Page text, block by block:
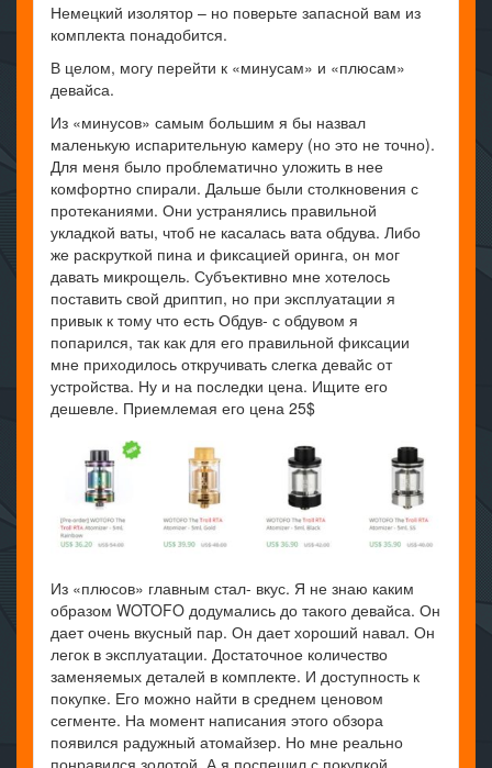
Немецкий изолятор – но поверьте запасной вам из
комплекта понадобится.
В целом, могу перейти к «минусам» и «плюсам»
девайса.
Из «минусов» самым большим я бы назвал
маленькую испарительную камеру (но это не точно).
Для меня было проблематично уложить в нее
комфортно спирали. Дальше были столкновения с
протеканиями. Они устранялись правильной
укладкой ваты, чтоб не касалась вата обдува. Либо
же раскруткой пина и фиксацией оринга, он мог
давать микрощель. Субъективно мне хотелось
поставить свой дриптип, но при эксплуатации я
привык к тому что есть Обдув- с обдувом я
попарился, так как для его правильной фиксации
мне приходилось откручивать слегка девайс от
устройства. Ну и на последки цена. Ищите его
дешевле. Приемлемая его цена 25$
Из «плюсов» главным стал- вкус. Я не знаю каким
образом WOTOFO додумались до такого девайса. Он
дает очень вкусный пар. Он дает хороший навал. Он
легок в эксплуатации. Достаточное количество
заменяемых деталей в комплекте. И доступность к
покупке. Его можно найти в среднем ценовом
сегменте. На момент написания этого обзора
появился радужный атомайзер. Но мне реально
понравился золотой. А я поспешил с покупкой